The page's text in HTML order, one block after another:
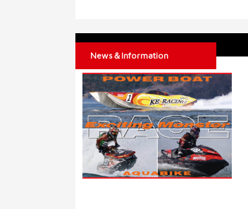
News＆Information